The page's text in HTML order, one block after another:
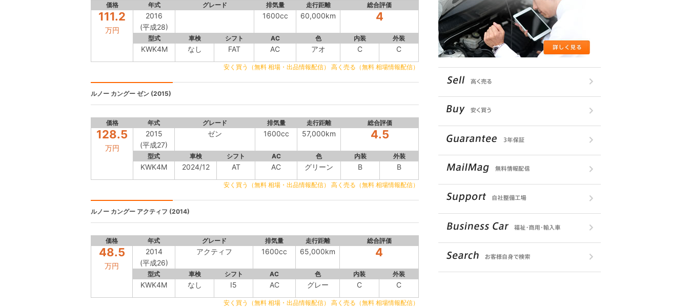
価格 年式 グレード 排気量 走行距離 総合評価
111.2
万円
2016
(平成28)
1600cc 60,000km 4
型式 車検 シフト AC 色 内装 外装
KWK4M なし FAT AC アオ C C
安く買う（無料 相場・出品情報配信） 高く売る（無料 相場情報配信）
ルノー カングー ゼン (2015)
価格 年式 グレード 排気量 走行距離 総合評価
128.5
万円
2015
(平成27)
ゼン 1600cc 57,000km 4.5
型式 車検 シフト AC 色 内装 外装
KWK4M 2024/12 AT AC グリーン B B
安く買う（無料 相場・出品情報配信） 高く売る（無料 相場情報配信）
ルノー カングー アクティフ (2014)
価格 年式 グレード 排気量 走行距離 総合評価
48.5
万円
2014
(平成26)
アクティフ 1600cc 65,000km 4
型式 車検 シフト AC 色 内装 外装
KWK4M なし I5 AC グレー C C
安く買う（無料 相場・出品情報配信） 高く売る（無料 相場情報配信）